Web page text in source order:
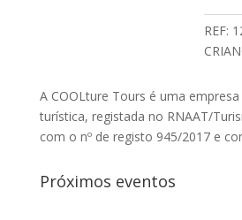
REF:
A COOLture Tours é uma
turística, registada no RNAAT/
com o nº de registo 945/2017 e
Próximos eventos